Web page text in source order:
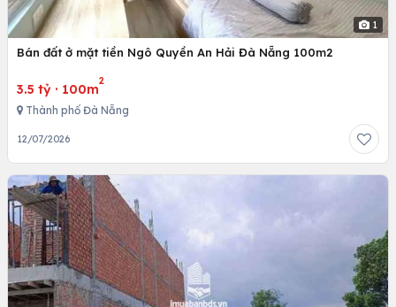
1
Bán đất ở mặt tiền Ngô Quyền An Hải Đà Nẵng 100m2
3.5 tỷ · 100m
2
Thành phố Đà Nẵng
12/07/2026